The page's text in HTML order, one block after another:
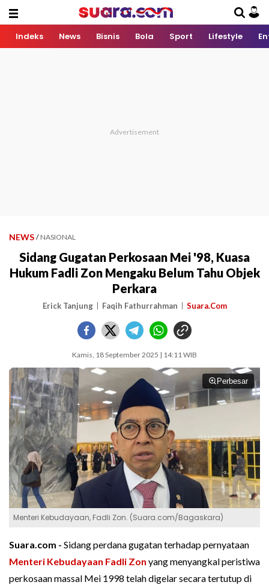
Indeks News Bisnis Bola Sport Lifestyle
NEWS / NASIONAL
Sidang Gugatan Perkosaan Mei '98, Kuasa
Hukum Fadli Zon Mengaku Belum Tahu Objek
Perkara
Erick Tanjung Faqih Fathurrahman Suara.Com
Kamis, 18 September 2025 | 14:11 WIB
Perbesar
Menteri Kebudayaan, Fadli Zon. (Suara.com/Bagaskara)
Suara.com - Sidang perdana gugatan terhadap pernyataan
Menteri Kebudayaan Fadli Zon yang menyangkal peristiwa
perkosaan massal Mei 1998 telah digelar secara tertutup di